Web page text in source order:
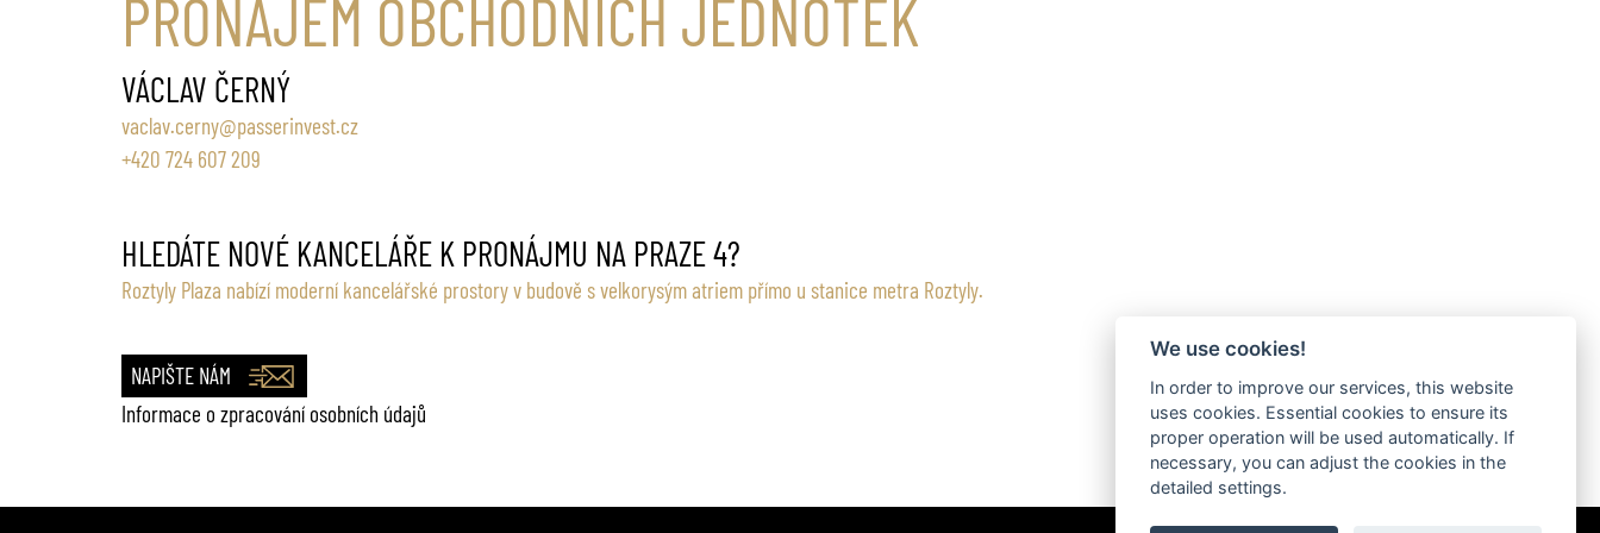
PRONÁJEM OBCHODNÍCH JEDNOTEK
VÁCLAV ČERNÝ
vaclav.cerny@passerinvest.cz
+420 724 607 209
HLEDÁTE NOVÉ KANCELÁŘE K PRONÁJMU NA PRAZE 4?
Roztyly Plaza nabízí moderní kancelářské prostory v budově s velkorysým atriem přímo u stanice metra Roztyly.
NAPIŠTE NÁM
Informace o zpracování osobních údajů
We use cookies!
In order to improve our services, this website
uses cookies. Essential cookies to ensure its
proper operation will be used automatically. If
necessary, you can adjust the cookies in the
detailed settings.